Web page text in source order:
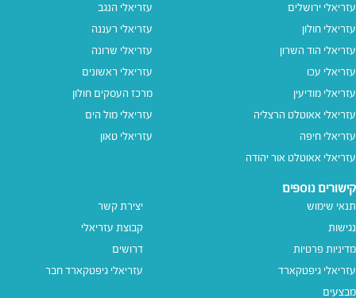
עזריאלי ירושלים
עזריאלי חולון
עזריאלי הוד השרון
עזריאלי עכו
עזריאלי מודיעין
עזריאלי אאוטלט הרצליה
עזריאלי חיפה
עזריאלי אאוטלט אור יהודה
עזריאלי הנגב
עזריאלי רעננה
עזריאלי שרונה
עזריאלי ראשונים
מרכז העסקים חולון
עזריאלי מול הים
עזריאלי טאון
קישורים נוספים
תנאי שימוש
נגישות
מדיניות פרטיות
עזריאלי גיפטקארד
מבצעים
יצירת קשר
קבוצת עזריאלי
דרושים
עזריאלי גיפטקארד חבר‎